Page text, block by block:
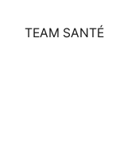
TEAM SANTÉ